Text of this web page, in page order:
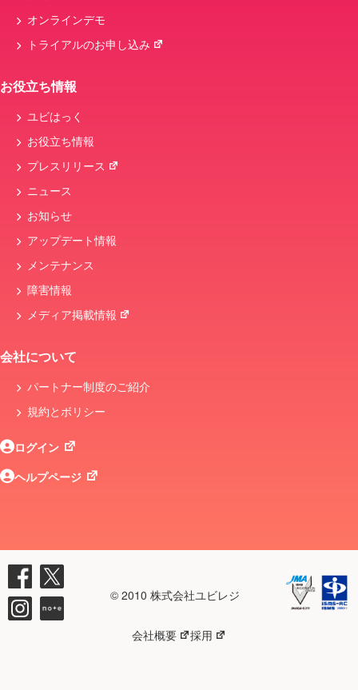
オンラインデモ
トライアルのお申し込み
お役立ち情報
ユビはっく
お役立ち情報
プレスリリース
ニュース
お知らせ
アップデート情報
メンテナンス
障害情報
メディア掲載情報
会社について
パートナー制度のご紹介
規約とボリシー
ログイン
ヘルプページ
© 2010 株式会社ユビレジ
会社概要 採用